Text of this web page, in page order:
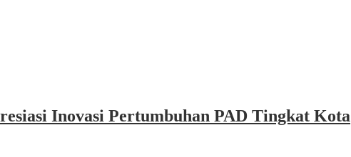
Inovasi Pertumbuhan PAD Tingkat Kota